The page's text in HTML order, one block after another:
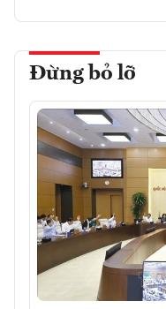
Đừng bỏ lỡ